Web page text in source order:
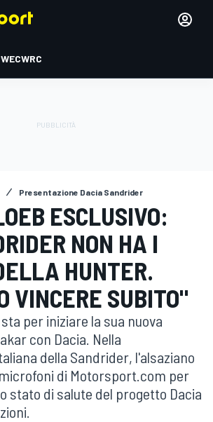
WECWRC
Presentazione Dacia Sandrider
ESCLUSIVO:
NON HA I
HUNTER.
VINCERE SUBITO"
per iniziare la sua nuova
con Dacia. Nella
della Sandrider, l'alsaziano
di Motorsport.com per
stato di salute del progetto Dacia